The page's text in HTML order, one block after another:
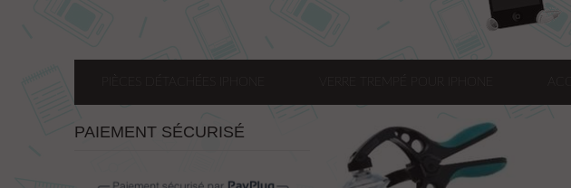
PAIEMENT SÉCURISÉ